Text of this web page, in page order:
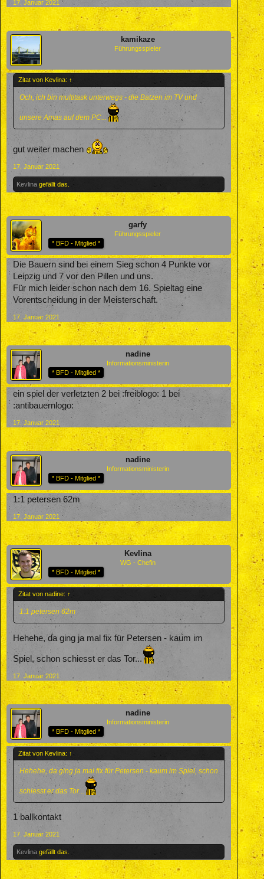
17. Januar 2021
kamikaze
Führungsspieler
Zitat von Kevlina: ↑
Och, ich bin multitask unterwegs - die Batzen im TV und
unsere Amas auf dem PC...
gut weiter machen
17. Januar 2021
Kevlina gefällt das.
garfy
Führungsspieler
* BFD - Mitglied *
Die Bauern sind bei einem Sieg schon 4 Punkte vor
Leipzig und 7 vor den Pillen und uns.
Für mich leider schon nach dem 16. Spieltag eine
Vorentscheidung in der Meisterschaft.
17. Januar 2021
nadine
Informationsministerin
* BFD - Mitglied *
ein spiel der verletzten 2 bei :freiblogo: 1 bei
:antibauernlogo:
17. Januar 2021
nadine
Informationsministerin
* BFD - Mitglied *
1:1 petersen 62m
17. Januar 2021
Kevlina
WG - Chefin
* BFD - Mitglied *
Zitat von nadine: ↑
1:1 petersen 62m
Hehehe, da ging ja mal fix für Petersen - kaum im
Spiel, schon schiesst er das Tor...
17. Januar 2021
nadine
Informationsministerin
* BFD - Mitglied *
Zitat von Kevlina: ↑
Hehehe, da ging ja mal fix für Petersen - kaum im Spiel, schon
schiesst er das Tor...
1 ballkontakt
17. Januar 2021
Kevlina gefällt das.